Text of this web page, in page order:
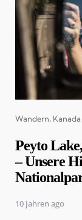
Categories
Wandern Kanada
Peyto
– Unsere
10 Jahren ago